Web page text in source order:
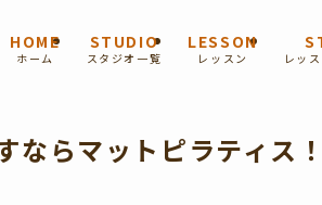
HOME
ホーム
STUDIO
スタジオ一覧
LESSON
レッスン レッ
ならマットピラティス